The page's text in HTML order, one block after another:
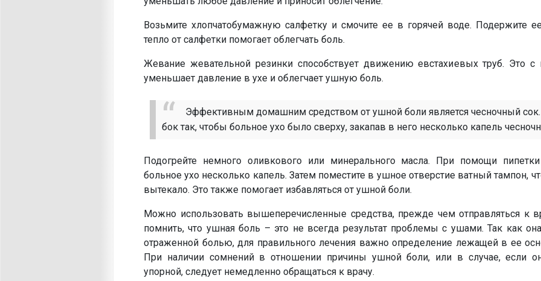
Возьмите хлопчатобумажную салфетку и смочите ее в горячей воде. Подержите
тепло от салфетки помогает облегчать боль.
Жевание жевательной резинки способствует движению евстахиевых труб. Это
уменьшает давление в ухе и облегчает ушную боль.
Эффективным домашним средством от ушной боли является чесночный сок.
бок так, чтобы больное ухо было сверху, закапав в него несколько капель
Подогрейте немного оливкового или минерального масла. При помощи
больное ухо несколько капель. Затем поместите в ушное отверстие ватный тампон,
вытекало. Это также помогает избавляться от ушной боли.
Можно использовать вышеперечисленные средства, прежде чем отправляться к
помнить, что ушная боль – это не всегда результат проблемы с ушами. Так как
отраженной болью, для правильного лечения важно определение лежащей в ее
При наличии сомнений в отношении причины ушной боли, или в случае, если
упорной, следует немедленно обращаться к врачу.